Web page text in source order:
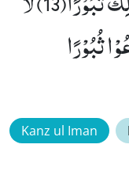
ثُبُوْرًا
Kanz ul Iman